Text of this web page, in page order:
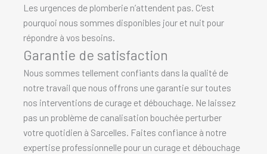
Les urgences de plomberie n’attendent pas. C’est
pourquoi nous sommes disponibles jour et nuit pour
répondre à vos besoins.
Garantie de satisfaction
Nous sommes tellement confiants dans la qualité de
notre travail que nous offrons une garantie sur toutes
nos interventions de curage et débouchage. Ne laissez
pas un problème de canalisation bouchée perturber
votre quotidien à Sarcelles. Faites confiance à notre
expertise professionnelle pour un curage et débouchage